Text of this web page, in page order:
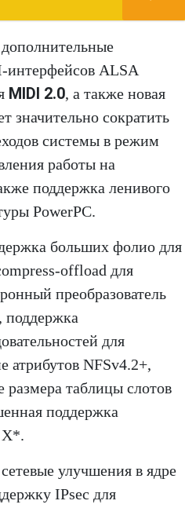
интерфейсов ALSA
MIDI 2.0, а также новая
значительно сократить
системы в режим
работы на
поддержка ленивого
PowerPC.
больших фолио для
offload для
преобразователь
поддержка
для
атрибутов NFSv4.2+,
размера таблицы слотов
поддержка
X*.
улучшения в ядре
IPsec для